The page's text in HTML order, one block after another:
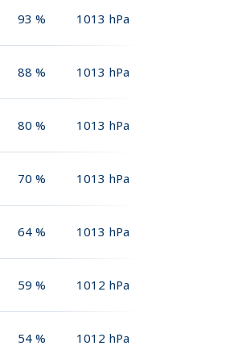
93 % 1013 hPa
88 % 1013 hPa
80 % 1013 hPa
70 % 1013 hPa
64 % 1013 hPa
59 % 1012 hPa
54 % 1012 hPa